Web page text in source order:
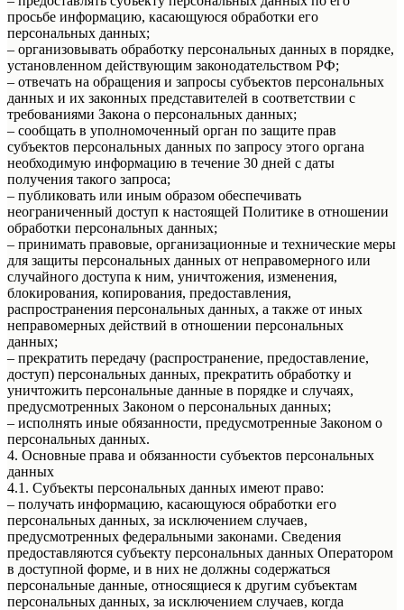
просьбе информацию, касающуюся обработки его
персональных данных;
– организовывать обработку персональных данных в порядке,
установленном действующим законодательством РФ;
– отвечать на обращения и запросы субъектов персональных
данных и их законных представителей в соответствии с
требованиями Закона о персональных данных;
– сообщать в уполномоченный орган по защите прав
субъектов персональных данных по запросу этого органа
необходимую информацию в течение 30 дней с даты
получения такого запроса;
– публиковать или иным образом обеспечивать
неограниченный доступ к настоящей Политике в отношении
обработки персональных данных;
– принимать правовые, организационные и технические меры
для защиты персональных данных от неправомерного или
случайного доступа к ним, уничтожения, изменения,
блокирования, копирования, предоставления,
распространения персональных данных, а также от иных
неправомерных действий в отношении персональных
данных;
– прекратить передачу (распространение, предоставление,
доступ) персональных данных, прекратить обработку и
уничтожить персональные данные в порядке и случаях,
предусмотренных Законом о персональных данных;
– исполнять иные обязанности, предусмотренные Законом о
персональных данных.
4. Основные права и обязанности субъектов персональных
данных
4.1. Субъекты персональных данных имеют право:
– получать информацию, касающуюся обработки его
персональных данных, за исключением случаев,
предусмотренных федеральными законами. Сведения
предоставляются субъекту персональных данных Оператором
в доступной форме, и в них не должны содержаться
персональные данные, относящиеся к другим субъектам
персональных данных, за исключением случаев, когда